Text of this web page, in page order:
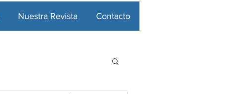
Nuestra Revista Contacto